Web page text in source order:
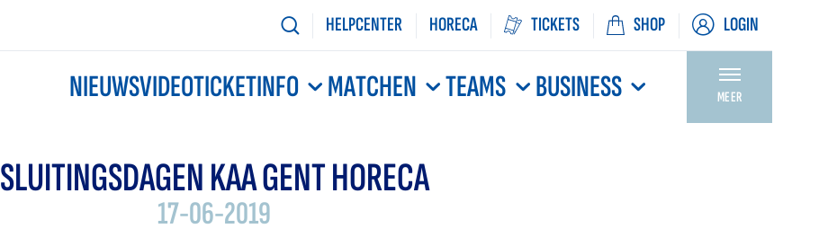
HELPCENTER HORECA TICKETS SHOP LOGIN
NIEUWSVIDEOTICKETINFO MATCHEN TEAMS BUSINESS MEER
SLUITINGSDAGEN KAA GENT HORECA
17-06-2019